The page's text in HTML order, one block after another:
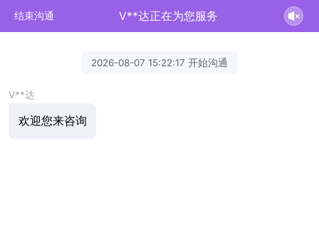
结束沟通 V**达正在为您服务
2026-08-07 15:22:17 开始沟通
V**达
欢迎您来咨询